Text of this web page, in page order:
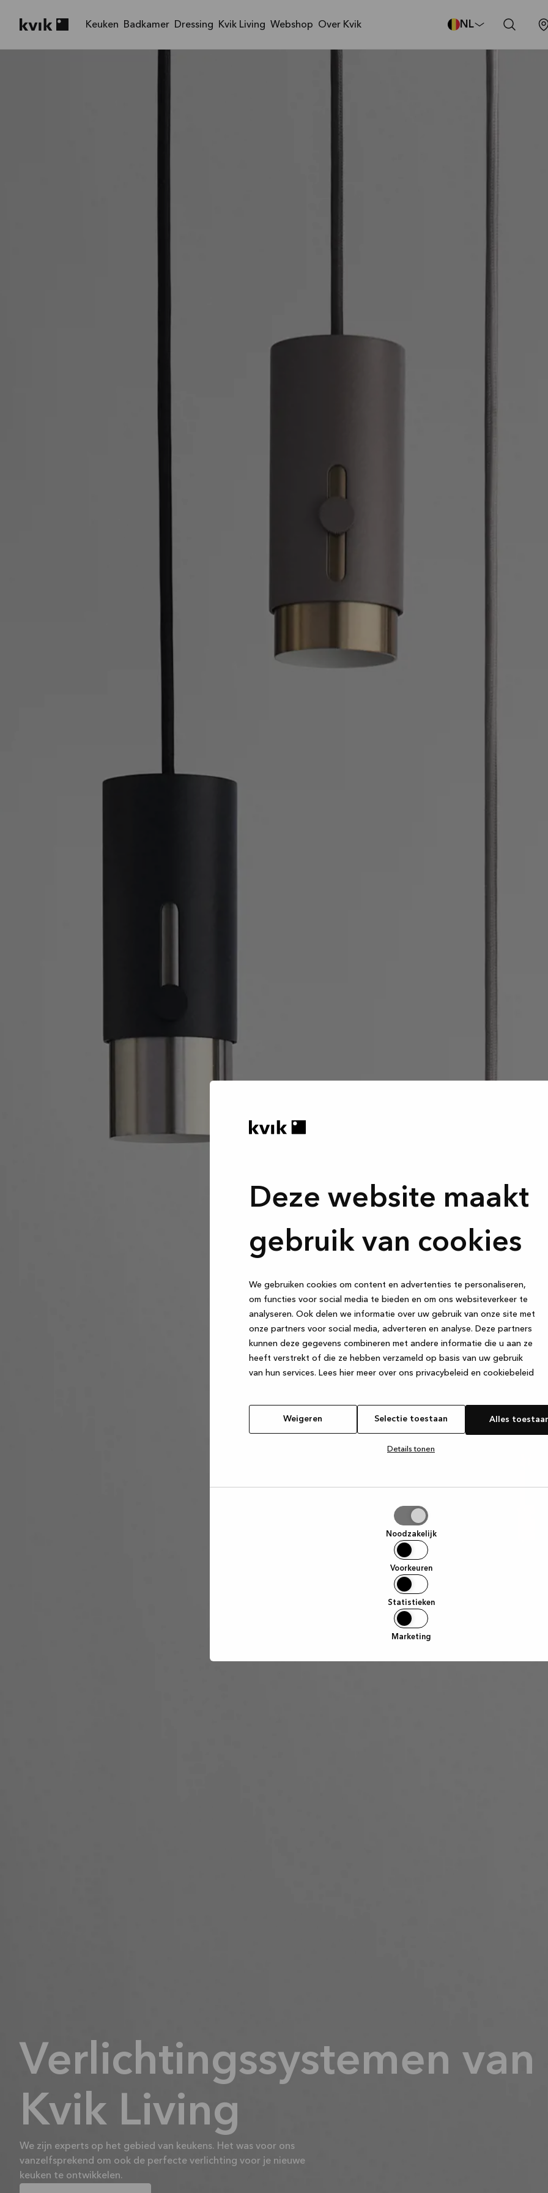
Deze website maakt
gebruik van cookies
We gebruiken cookies om content en advertenties te personaliseren,
om functies voor social media te bieden en om ons websiteverkeer te
analyseren. Ook delen we informatie over uw gebruik van onze site met
onze partners voor social media, adverteren en analyse. Deze partners
kunnen deze gegevens combineren met andere informatie die u aan ze
heeft verstrekt of die ze hebben verzameld op basis van uw gebruik
van hun services. Lees hier meer over ons privacybeleid en cookiebeleid
Weigeren Selectie toestaan Alles
Details tonen
Noodzakelijk
Voorkeuren
Statistieken
Marketing
Keuken Badkamer Dressing Kvik Living Webshop Over Kvik NL
Verlichtingssystemen van
Kvik Living
We zijn experts op het gebied van keukens. Het was voor ons
vanzelfsprekend om ook de perfecte verlichting voor je nieuwe
keuken te ontwikkelen.